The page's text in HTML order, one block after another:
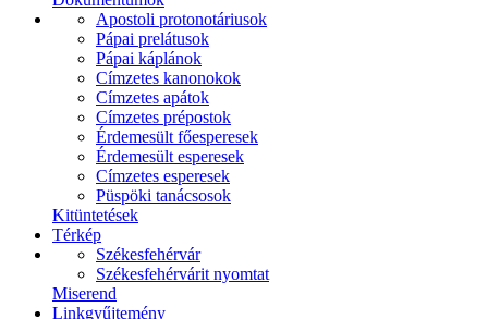
Apostoli protonotáriusok
Pápai prelátusok
Pápai káplánok
Címzetes kanonokok
Címzetes apátok
Címzetes prépostok
Érdemesült főesperesek
Érdemesült esperesek
Címzetes esperesek
Püspöki tanácsosok
Kitüntetések
Térkép
Székesfehérvár
Székesfehérvárit nyomtat
Miserend
Linkgyűjtemény